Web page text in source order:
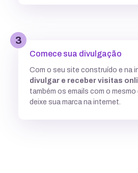
Integração com ferramentas Git
Subdomínios ilimitados
3
Comece sua divulgação
Com o seu site construído e na
divulgar e receber visitas
também os emails com o
deixe sua marca na internet.